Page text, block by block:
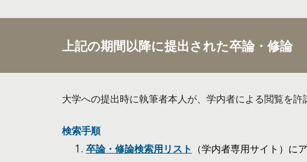
上記の期間以降に提出された卒論・修論
大学への提出時に執筆者本人が、学内者による閲覧を
検索手順
卒論・修論検索用リスト （学内者専用サイト）に